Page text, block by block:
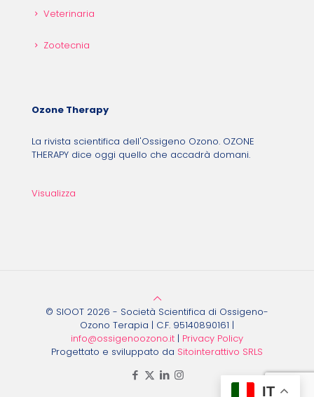
Veterinaria
Zootecnia
Ozone Therapy
La rivista scientifica dell'Ossigeno Ozono. OZONE
THERAPY dice oggi quello che accadrà domani.
Visualizza
© SIOOT 2026 - Società Scientifica di Ossigeno-
Ozono Terapia | C.F. 95140890161 |
info@ossigenoozono.it | Privacy Policy
Progettato e sviluppato da Sitointerattivo SRLS
IT